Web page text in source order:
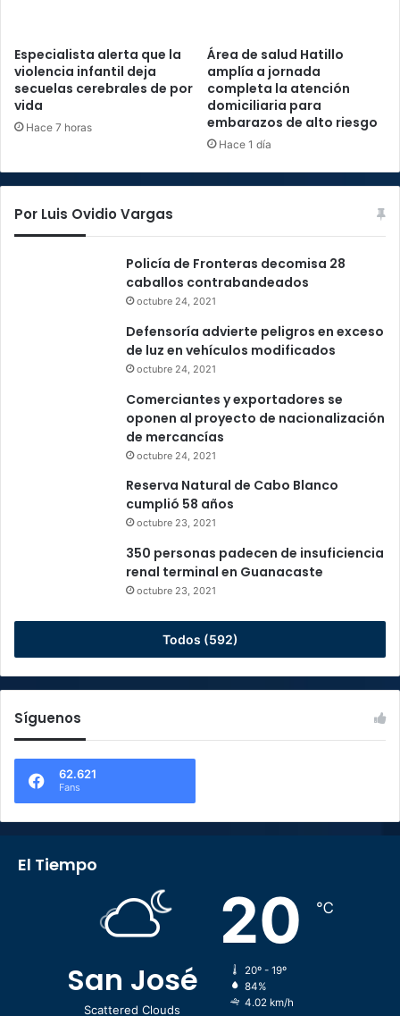
Especialista alerta que la
violencia infantil deja
secuelas cerebrales de por
vida
Hace 7 horas
Área de salud Hatillo
amplía a jornada
completa la atención
domiciliaria para
embarazos de alto riesgo
Hace 1 día
Por Luis Ovidio Vargas
Policía de Fronteras decomisa 28
caballos contrabandeados
octubre 24, 2021
Defensoría advierte peligros en exceso
de luz en vehículos modificados
octubre 24, 2021
Comerciantes y exportadores se
oponen al proyecto de nacionalización
de mercancías
octubre 24, 2021
Reserva Natural de Cabo Blanco
cumplió 58 años
octubre 23, 2021
350 personas padecen de insuficiencia
renal terminal en Guanacaste
octubre 23, 2021
Todos (592)
Síguenos
62.621
Fans
El Tiempo
San José
Scattered Clouds
20 ℃
20º - 19º
84%
4.02 km/h